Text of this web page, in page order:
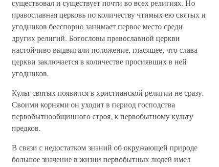
существовал и существует почти во всех религиях. Но
православная церковь по количеству чтимых ею святых и
угодников бесспорно занимает первое место среди
других религий. Богословы православной церкви
настойчиво выдвигали положение, гласящее, что слава
церкви заключается в количестве просиявших в ней
угодников.
Культ святых появился в христианской религии не сразу.
Своими корнями он уходит в период господства
первобытнообщинного строя, к первобытному культу
предков.
В связи с недостатком знаний об окружающей природе
большое значение в жизни первобытных людей имел